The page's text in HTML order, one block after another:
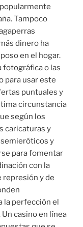
Tampoco
dinero ha
en el hogar.
fotográfica o las
para usar este
puntuales y
circunstancia
según los
caricaturas y
y
para fomentar
con la
represión y de
la perfección el
casino en línea